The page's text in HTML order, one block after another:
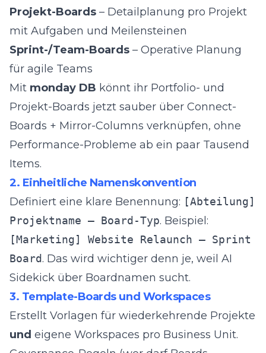
Projekt-Boards – Detailplanung pro Projekt
mit Aufgaben und Meilensteinen
Sprint-/Team-Boards – Operative Planung
für agile Teams
Mit monday DB könnt ihr Portfolio- und
Projekt-Boards jetzt sauber über Connect-
Boards + Mirror-Columns verknüpfen, ohne
Performance-Probleme ab ein paar Tausend
Items.
2. Einheitliche Namenskonvention
Definiert eine klare Benennung: [Abteilung]
Projektname – Board-Typ. Beispiel:
[Marketing] Website Relaunch – Sprint
Board. Das wird wichtiger denn je, weil AI
Sidekick über Boardnamen sucht.
3. Template-Boards und Workspaces
Erstellt Vorlagen für wiederkehrende Projekte
und eigene Workspaces pro Business Unit.